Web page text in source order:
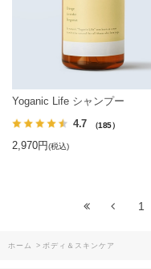
Yoganic Life シャンプー
4.7 （185）
2,970円(税込)
1
ホーム > ボディ＆スキンケア